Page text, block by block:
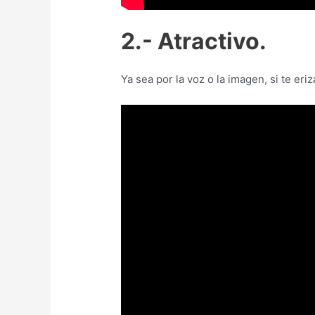
2.- Atractivo.
Ya sea por la voz o la imagen, si te